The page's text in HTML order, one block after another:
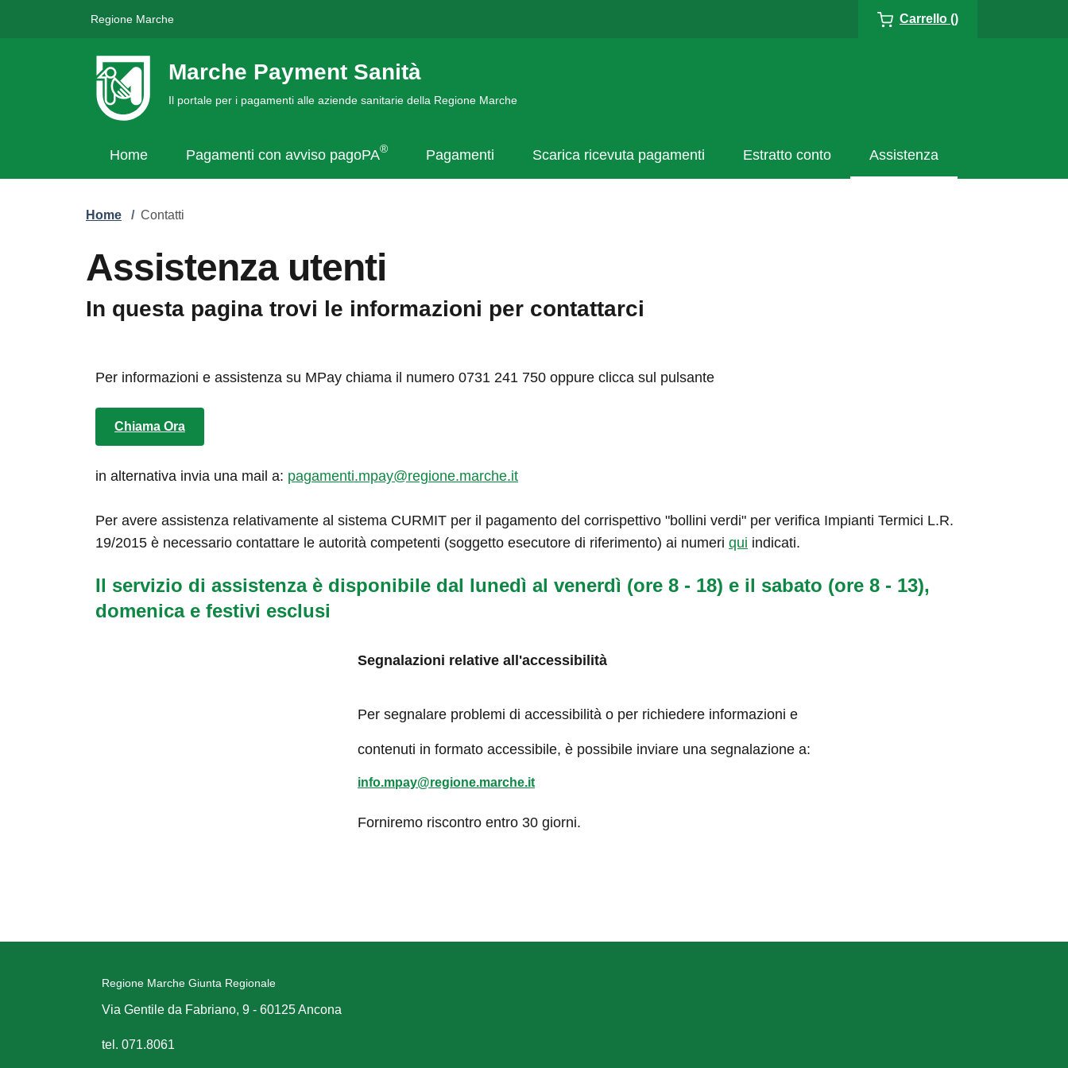
Regione Marche Carrello ()
Marche Payment Sanità
Il portale per i pagamenti alle aziende sanitarie della Regione Marche
Home Pagamenti con avviso pagoPA® Pagamenti Scarica ricevuta pagamenti Estratto conto Assistenza
Home / Contatti
Assistenza utenti
In questa pagina trovi le informazioni per contattarci
Per informazioni e assistenza su MPay chiama il numero 0731 241 750 oppure clicca sul pulsante
Chiama Ora
in alternativa invia una mail a: pagamenti.mpay@regione.marche.it
Per avere assistenza relativamente al sistema CURMIT per il pagamento del corrispettivo "bollini verdi" per verifica Impianti Termici L.R.
19/2015 è necessario contattare le autorità competenti (soggetto esecutore di riferimento) ai numeri qui indicati.
Il servizio di assistenza è disponibile dal lunedì al venerdì (ore 8 - 18) e il sabato (ore 8 - 13),
domenica e festivi esclusi
Segnalazioni relative all'accessibilità
Per segnalare problemi di accessibilità o per richiedere informazioni e
contenuti in formato accessibile, è possibile inviare una segnalazione a:
info.mpay@regione.marche.it
Forniremo riscontro entro 30 giorni.
Regione Marche Giunta Regionale
Via Gentile da Fabriano, 9 - 60125 Ancona
tel. 071.8061